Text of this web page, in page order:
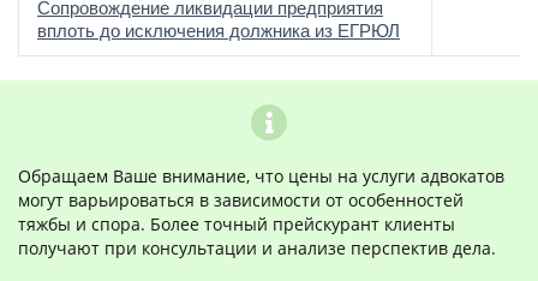
Сопровождение ликвидации предприятия
вплоть до исключения должника из ЕГРЮЛ
Обращаем Ваше внимание, что цены на услуги адвокатов
могут варьироваться в зависимости от особенностей
тяжбы и спора. Более точный прейскурант клиенты
получают при консультации и анализе перспектив дела.